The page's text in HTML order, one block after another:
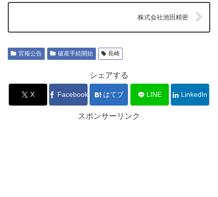
株式会社池田精密
官報公告 破産手続開始 長崎
シェアする
X Facebook はてブ LINE LinkedIn
スポンサーリンク